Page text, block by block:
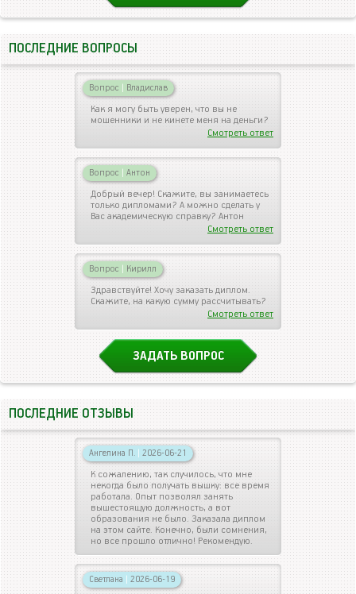
ПОСЛЕДНИЕ ВОПРОСЫ
Вопрос Владислав
Как я могу быть уверен, что вы не
мошенники и не кинете меня на деньги?
Смотреть ответ
Вопрос Антон
Добрый вечер! Скажите, вы занимаетесь
только дипломами? А можно сделать у
Вас академическую справку? Антон
Смотреть ответ
Вопрос Кирилл
Здравствуйте! Хочу заказать диплом.
Скажите, на какую сумму рассчитывать?
Смотреть ответ
ЗАДАТЬ ВОПРОС
ПОСЛЕДНИЕ ОТЗЫВЫ
Ангелина П. 2026-06-21
К сожалению, так случилось, что мне
некогда было получать вышку: все время
работала. Опыт позволял занять
вышестоящую должность, а вот
образования не было. Заказала диплом
на этом сайте. Конечно, были сомнения,
но все прошло отлично! Рекомендую.
Светлана 2026-06-19